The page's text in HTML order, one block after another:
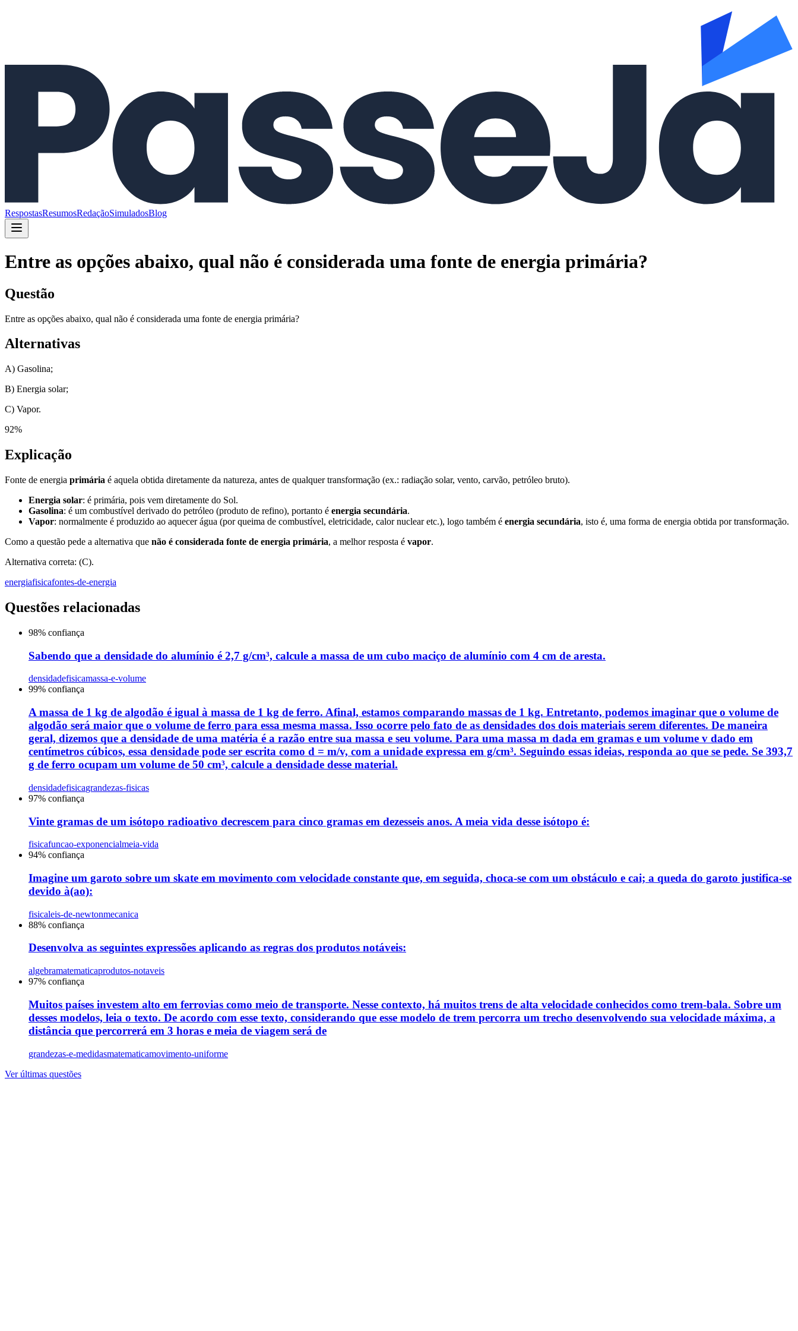
RespostasResumosRedaçãoSimuladosBlog
Entre as opções abaixo, qual não é considerada uma fonte de energia primária?
Questão
Entre as opções abaixo, qual não é considerada uma fonte de energia primária?
Alternativas
A) Gasolina;
B) Energia solar;
C) Vapor.
92%
Explicação
Fonte de energia primária é aquela obtida diretamente da natureza, antes de qualquer transformação (ex.: radiação solar, vento, carvão, petróleo bruto).
Energia solar: é primária, pois vem diretamente do Sol.
Gasolina: é um combustível derivado do petróleo (produto de refino), portanto é energia secundária.
Vapor: normalmente é produzido ao aquecer água (por queima de combustível, eletricidade, calor nuclear etc.), logo também é energia secundária, isto é, uma forma de energia obtida por transformação.
Como a questão pede a alternativa que não é considerada fonte de energia primária, a melhor resposta é vapor.
Alternativa correta: (C).
energiafisicafontes-de-energia
Questões relacionadas
98% confiança
Sabendo que a densidade do alumínio é 2,7 g/cm³, calcule a massa de um cubo maciço de alumínio com 4 cm de aresta.
densidadefisicamassa-e-volume
99% confiança
A massa de 1 kg de algodão é igual à massa de 1 kg de ferro. Afinal, estamos comparando massas de 1 kg. Entretanto, podemos imaginar que o volume de
algodão será maior que o volume de ferro para essa mesma massa. Isso ocorre pelo fato de as densidades dos dois materiais serem diferentes. De maneira
geral, dizemos que a densidade de uma matéria é a razão entre sua massa e seu volume. Para uma massa m dada em gramas e um volume v dado em
centímetros cúbicos, essa densidade pode ser escrita como d = m/v, com a unidade expressa em g/cm³. Seguindo essas ideias, responda ao que se pede. Se 393,7
g de ferro ocupam um volume de 50 cm³, calcule a densidade desse material.
densidadefisicagrandezas-fisicas
97% confiança
Vinte gramas de um isótopo radioativo decrescem para cinco gramas em dezesseis anos. A meia vida desse isótopo é:
fisicafuncao-exponencialmeia-vida
94% confiança
Imagine um garoto sobre um skate em movimento com velocidade constante que, em seguida, choca-se com um obstáculo e cai; a queda do garoto justifica-se
devido à(ao):
fisicaleis-de-newtonmecanica
88% confiança
Desenvolva as seguintes expressões aplicando as regras dos produtos notáveis:
algebramatematicaprodutos-notaveis
97% confiança
Muitos países investem alto em ferrovias como meio de transporte. Nesse contexto, há muitos trens de alta velocidade conhecidos como trem-bala. Sobre um
desses modelos, leia o texto. De acordo com esse texto, considerando que esse modelo de trem percorra um trecho desenvolvendo sua velocidade máxima, a
distância que percorrerá em 3 horas e meia de viagem será de
grandezas-e-medidasmatematicamovimento-uniforme
Ver últimas questões